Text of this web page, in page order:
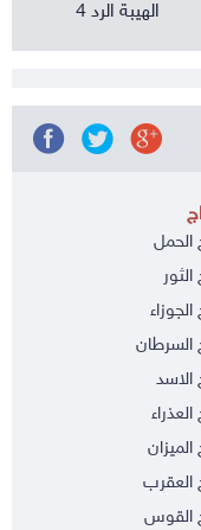
الهيبة الرد 4
الحمل
الثور
الجوزاء
السرطان
الاسد
العذراء
الميزان
العقرب
القوس